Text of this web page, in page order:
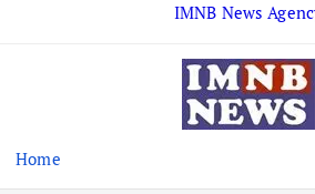
IMNB News
Home